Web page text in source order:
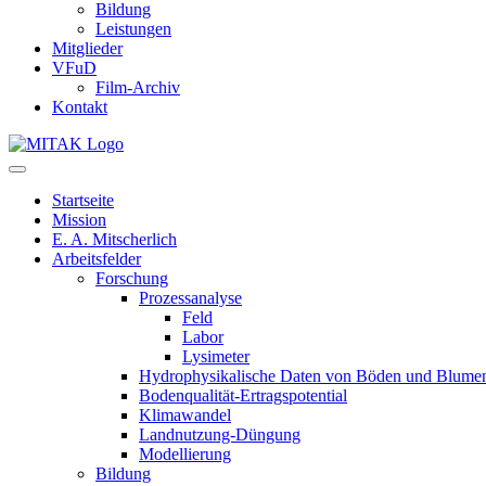
Bildung
Leistungen
Mitglieder
VFuD
Film-Archiv
Kontakt
Startseite
Mission
E. A. Mitscherlich
Arbeitsfelder
Forschung
Prozessanalyse
Feld
Labor
Lysimeter
Hydrophysikalische Daten von Böden und
Bodenqualität-Ertragspotential
Klimawandel
Landnutzung-Düngung
Modellierung
Bildung